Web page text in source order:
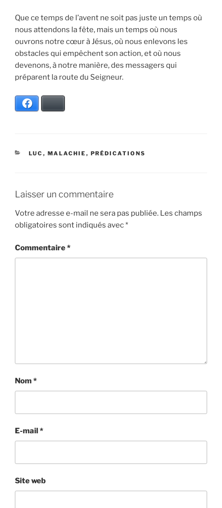
Que ce temps de l’avent ne soit pas juste un temps où
nous attendons la fête, mais un temps où nous
ouvrons notre cœur à Jésus, où nous enlevons les
obstacles qui empêchent son action, et où nous
devenons, à notre manière, des messagers qui
préparent la route du Seigneur.
CATÉGORIES
LUC , MALACHIE , PRÉDICATIONS
Laisser un commentaire
Votre adresse e-mail ne sera pas publiée. Les champs
obligatoires sont indiqués avec*
Commentaire*
Nom*
E-mail*
Site web